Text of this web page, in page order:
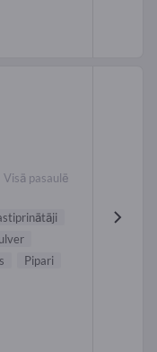
Visā pasaulē
Pipari